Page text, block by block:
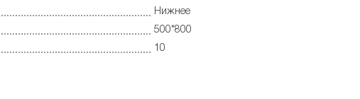
Нижнее
500*800
10